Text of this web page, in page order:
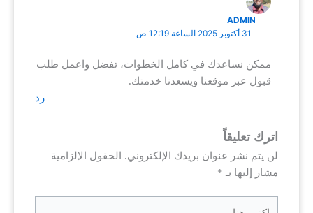
ADMIN
31 أكتوبر 2025 الساعة 12:19 ص
ممكن نساعدك في كامل الخطوات، تفضل واعمل طلب
قبول عبر موقعنا ويسعدنا خدمتك.
رد
اترك تعليقاً
لن يتم نشر عنوان بريدك الإلكتروني.
الحقول الإلزامية
مشار إليها بـ *